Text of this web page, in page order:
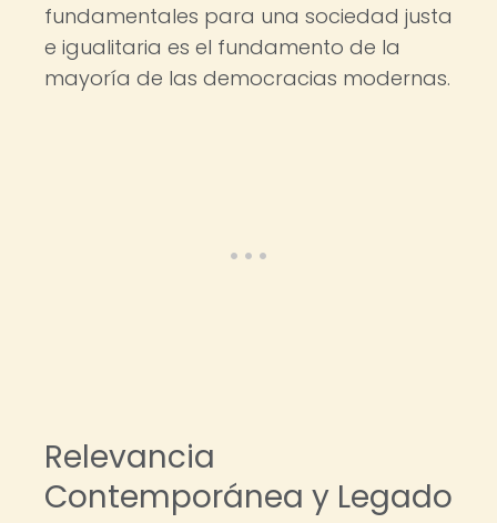
fundamentales para una sociedad justa
e igualitaria es el fundamento de la
mayoría de las democracias modernas.
Relevancia
Contemporánea y Legado